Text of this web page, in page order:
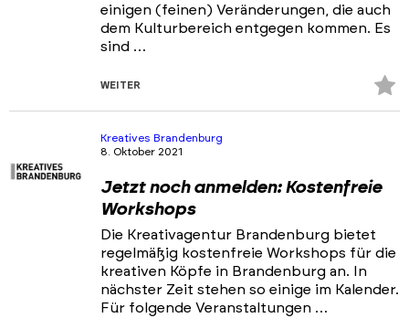
einigen (feinen) Veränderungen, die auch
dem Kulturbereich entgegen kommen. Es
sind …
WEITER
Kreatives Brandenburg
8. Oktober 2021
Jetzt noch anmelden: Kostenfreie
Workshops
Die Kreativagentur Brandenburg bietet
regelmäßig kostenfreie Workshops für die
kreativen Köpfe in Brandenburg an. In
nächster Zeit stehen so einige im Kalender.
Für folgende Veranstaltungen …